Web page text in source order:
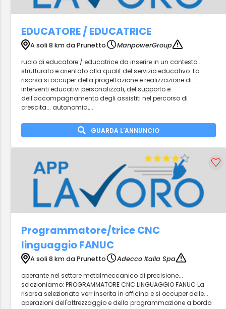
EDUCATORE / EDUCATRICE
A soli 8 km da Prunetto
ManpowerGroup
ruolo di educatore / educatrice da inserire in un contesto...
strutturato e orientato alla qualit del servizio educativo. La
risorsa si occuper della progettazione e realizzazione di...
interventi educativi personalizzati, del supporto e
dell'accompagnamento degli assistiti nel percorso di
crescita... autonomia,...
GUARDA L'ANNUNCIO
Programmatore/trice CNC
linguaggio FANUC
A soli 8 km da Prunetto
Adecco Italia Spa
operante nel settore metalmeccanico di precisione...
selezioniamo: PROGRAMMATORE CNC LINGUAGGIO FANUC La
risorsa selezionata verr inserita in officina e si occuper delle...
operazioni dell'attrezzaggio e della programmazione a bordo